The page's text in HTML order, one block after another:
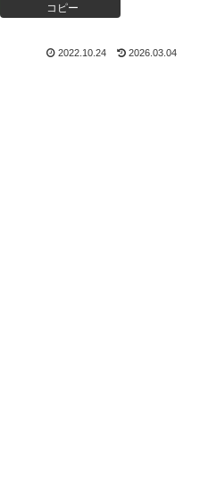
コピー
2022.10.24 2026.03.04